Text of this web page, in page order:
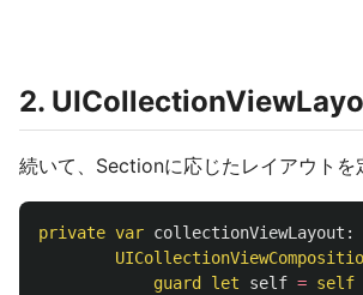
2.
続いて、Sectionに応じたレイアウトを
private var collectionViewLayout :
guard
let self = self